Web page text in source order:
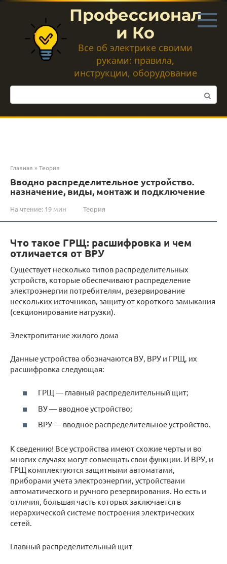
Перейти
контенту
Профессионал
и Ко
Все об электрике своими
руками: правила,
инструкции, оборудование
Поиск:
Главная »Теория
Вводно распределительное устройство.
назначение, виды, монтаж и подключение
На чтение: 19 мин Теория
Что такое ГРЩ: расшифровка и чем
отличается от ВРУ
Существует несколько типов распределительных
устройств, которые обеспечивают распределение
электроэнергии потребителям, резервирование
нескольких источников, защиту от короткого замыкания
(секционирование нагрузки).
Электропитание жилого дома
Данные устройства обозначаются ВУ, ВРУ и ГРЩ, их
расшифровка следующая:
ГРЩ — главный распределительный щит;
ВУ — вводное устройство;
ВРУ — вводное распределительное устройство.
К сведению! Все устройства имеют схожие черты и во
многих случаях могут совмещать свои функции. И ВРУ, и
ГРЩ комплектуются защитными автоматами,
приборами учета электроэнергии, устройствами
автоматического и ручного резервирования. Но есть и
отличия, большая часть которых заключается в
иерархической системе построения электрических
сетей.
Главный распределительный щит